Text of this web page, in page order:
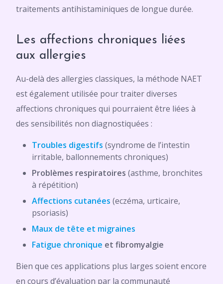
traitements antihistaminiques de longue durée.
Les affections chroniques liées
aux allergies
Au-delà des allergies classiques, la méthode NAET
est également utilisée pour traiter diverses
affections chroniques qui pourraient être liées à
des sensibilités non diagnostiquées :
Troubles digestifs (syndrome de l’intestin
irritable, ballonnements chroniques)
Problèmes respiratoires (asthme, bronchites
à répétition)
Affections cutanées (eczéma, urticaire,
psoriasis)
Maux de tête et migraines
Fatigue chronique et fibromyalgie
Bien que ces applications plus larges soient encore
en cours d’évaluation par la communauté